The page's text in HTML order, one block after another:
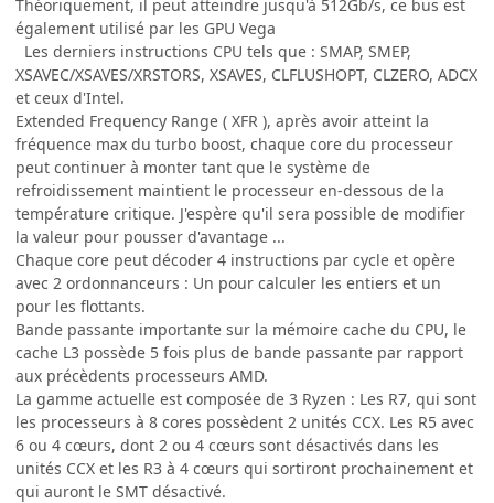
Théoriquement, il peut atteindre jusqu'à 512Gb/s, ce bus est
également utilisé par les GPU Vega
Les derniers instructions CPU tels que : SMAP, SMEP,
XSAVEC/XSAVES/XRSTORS, XSAVES, CLFLUSHOPT, CLZERO, ADCX
et ceux d'Intel.
Extended Frequency Range ( XFR ), après avoir atteint la
fréquence max du turbo boost, chaque core du processeur
peut continuer à monter tant que le système de
refroidissement maintient le processeur en-dessous de la
température critique. J'espère qu'il sera possible de modifier
la valeur pour pousser d'avantage ...
Chaque core peut décoder 4 instructions par cycle et opère
avec 2 ordonnanceurs : Un pour calculer les entiers et un
pour les flottants.
Bande passante importante sur la mémoire cache du CPU, le
cache L3 possède 5 fois plus de bande passante par rapport
aux précèdents processeurs AMD.
La gamme actuelle est composée de 3 Ryzen : Les R7, qui sont
les processeurs à 8 cores possèdent 2 unités CCX. Les R5 avec
6 ou 4 cœurs, dont 2 ou 4 cœurs sont désactivés dans les
unités CCX et les R3 à 4 cœurs qui sortiront prochainement et
qui auront le SMT désactivé.